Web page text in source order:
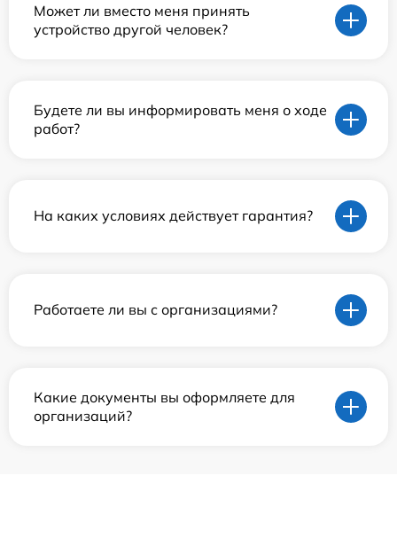
Может ли вместо меня принять
устройство другой человек?
Будете ли вы информировать меня о ходе
работ?
На каких условиях действует гарантия?
Работаете ли вы с организациями?
Какие документы вы оформляете для
организаций?